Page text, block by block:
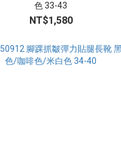
色 33-43
NT$1,580